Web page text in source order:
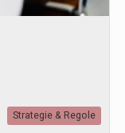
Strategie & Regole